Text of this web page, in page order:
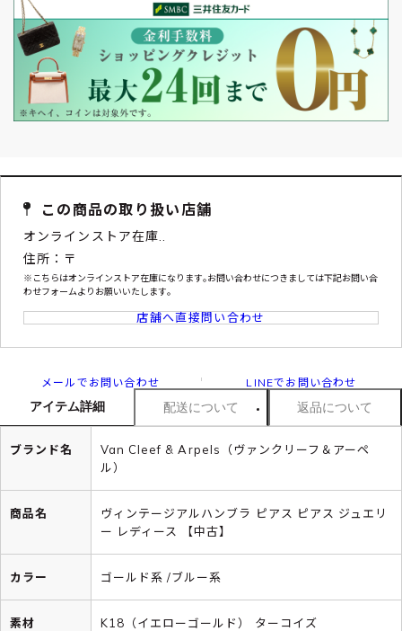
この商品の取り扱い店舗
オンラインストア在庫..
住所：〒
※こちらはオンラインストア在庫になります｡お問い合わせにつきましては下記お問い合
わせフォームよりお願いいたします｡
店舗へ直接問い合わせ
メールでお問い合わせ LINEでお問い合わせ
アイテム詳細 配送について 返品について
ブランド名
Van Cleef & Arpels（ヴァンクリーフ＆アーペ
ル）
商品名
ヴィンテージアルハンブラ ピアス ピアス ジュエリ
ー レディース 【中古】
カラー ゴールド系 /ブルー系
素材 K18（イエローゴールド） ターコイズ